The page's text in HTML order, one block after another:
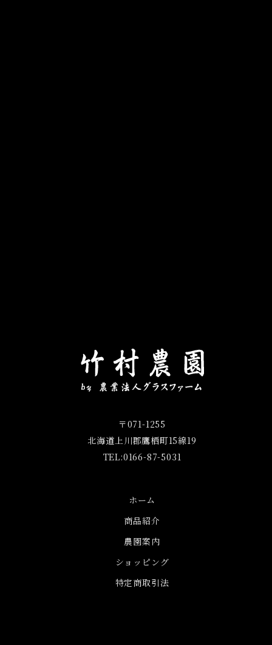
〒071-1255
北海道上川郡鷹栖町15線19
TEL:0166-87-5031
ホーム
商品紹介
農園案内
ショッピング
特定商取引法